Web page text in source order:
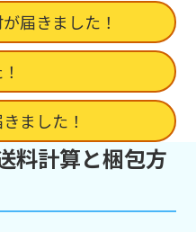
届きました！
ました！
料計算と梱包方